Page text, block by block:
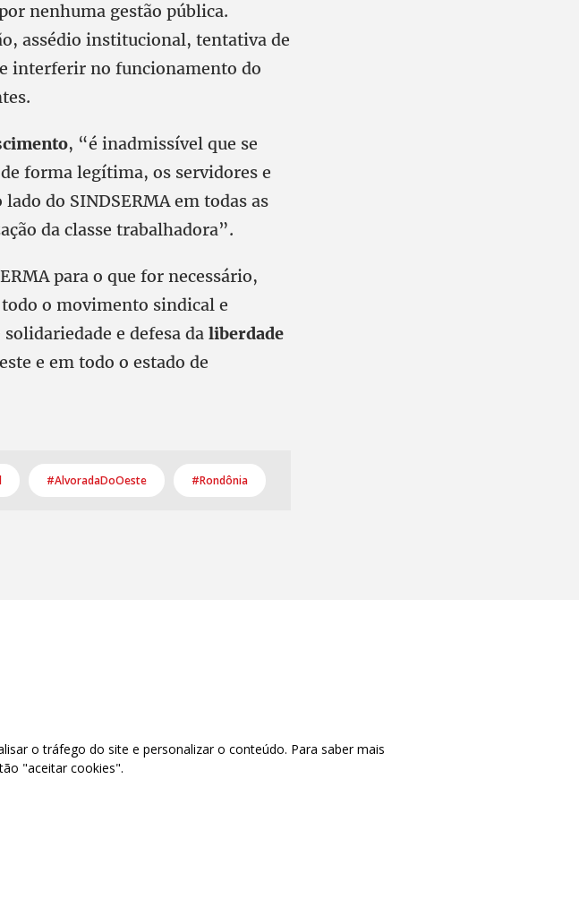
nenhuma gestão pública.
assédio institucional, tentativa de
interferir no funcionamento do
, “é inadmissível que se
forma legítima, os servidores e
do SINDSERMA em todas as
da classe trabalhadora”.
para o que for necessário,
o movimento sindical e
e defesa da liberdade
e em todo o estado de
#AlvoradaDoOeste #Rondônia
o tráfego do site e personalizar o conteúdo. Para saber mais
"aceitar cookies".